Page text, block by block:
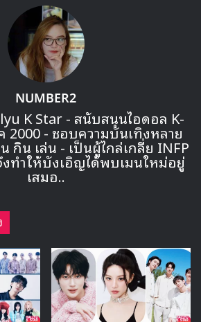
นี้เหมือนเรียนหนังสือ”
อนการทุ่มเทของจองแช
the Bar” ไม่เพียงเป็นการเปิด
จองแชยอนในแนวกฎหมาย แต่ยัง
งใจของเธอในการพัฒนาตัวเองจากนัก
กแสดงเต็มตัว โดยเฉพาะในบทที่ท้าทาย
การติดตามพัฒนาการของนักแสดง
น กับการพิสูจน์ตัวเองครั้งสำคัญใน
ระดับไพรม์ไทม์ ออกอากาศตอนแรก 2